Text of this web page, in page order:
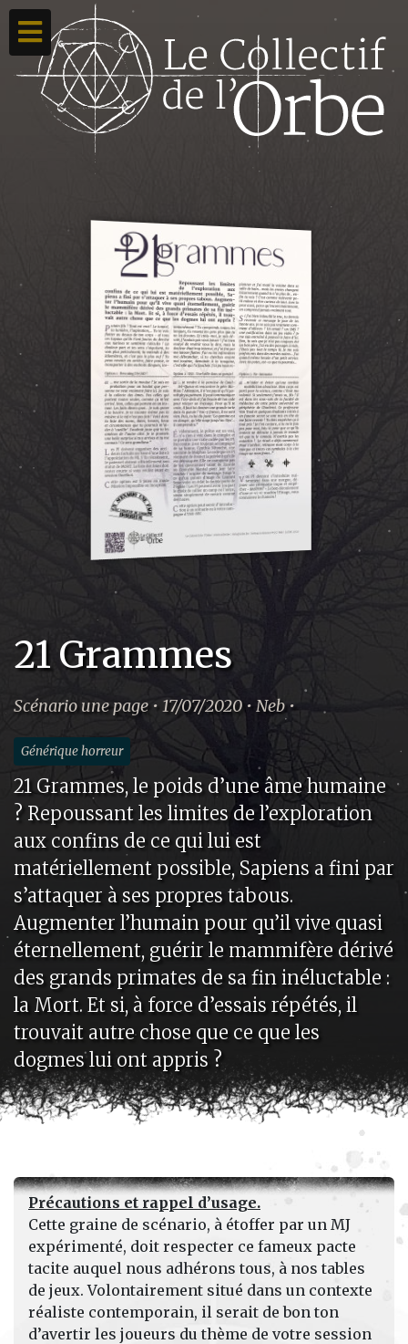
Accueil
Ton compte
Qui sommes nous ?
Contacte-nous
21 Grammes
Scénario une page • 17/07/2020 • Neb •
Générique horreur
21 Grammes, le poids d’une âme humaine
? Repoussant les limites de l’exploration
aux confins de ce qui lui est
matériellement possible, Sapiens a fini par
s’attaquer à ses propres tabous.
Augmenter l’humain pour qu’il vive quasi
éternellement, guérir le mammifère dérivé
des grands primates de sa fin inéluctable :
la Mort. Et si, à force d’essais répétés, il
trouvait autre chose que ce que les
dogmes lui ont appris ?
Précautions et rappel d’usage.
Cette graine de scénario, à étoffer par un MJ
expérimenté, doit respecter ce fameux pacte
tacite auquel nous adhérons tous, à nos tables
de jeux. Volontairement situé dans un contexte
réaliste contemporain, il serait de bon ton
d’avertir les joueurs du thème de votre session